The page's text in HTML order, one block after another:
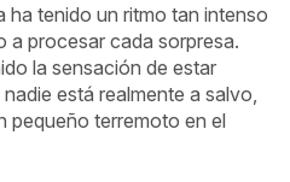
ha tenido un ritmo tan intenso
a procesar cada sorpresa.
la sensación de estar
está realmente a salvo,
pequeño terremoto en el